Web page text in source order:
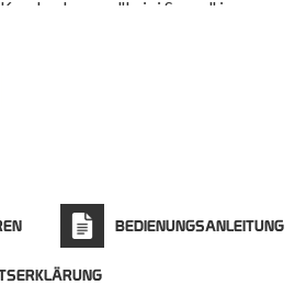
"Luigi Sacco" in
mit der Erforschung der
diagnostischer Marker
begonnen hat.
BEDIENUNGSANLEITUNG